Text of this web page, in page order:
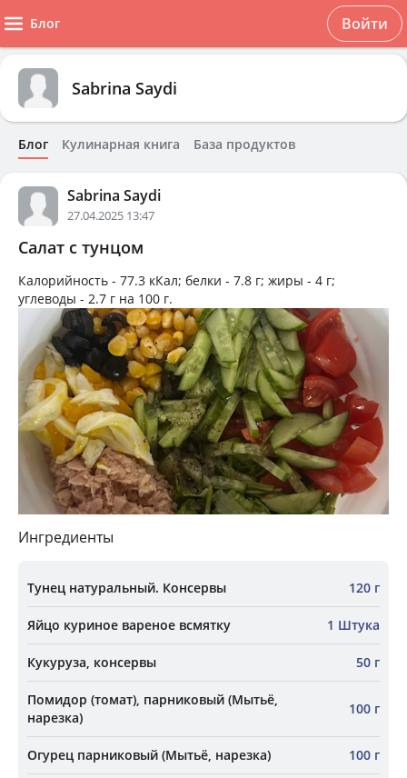
Блог Войти
Sabrina Saydi
Блог Кулинарная книга База продуктов
Sabrina Saydi
27.04.2025 13:47
Салат с тунцом
Калорийность - 77.3 кКал; белки - 7.8 г; жиры - 4 г;
углеводы - 2.7 г на 100 г.
Ингредиенты
Тунец натуральный. Консервы 120 г
Яйцо куриное вареное всмятку 1 Штука
Кукуруза, консервы 50 г
Помидор (томат), парниковый (Мытьё,
нарезка)
100 г
Огурец парниковый (Мытьё, нарезка) 100 г